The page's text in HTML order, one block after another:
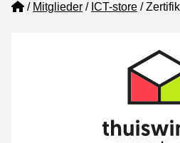
Home
Mitglieder ICT-store